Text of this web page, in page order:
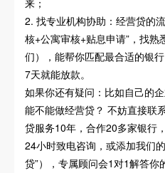
来；
2. 找专业机构协助：经营贷的
核+公寓审核+贴息申请”，找
们），能帮你匹配最合适的银
7天就能放款。
如果你还有疑问：比如自己的
能不能做经营贷？ 不妨直接
贷服务10年，合作20多家银行
24小时致电咨询，或添加我们
贷”），专属顾问会1对1解答你